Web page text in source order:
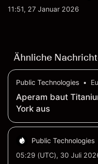
werden von
11:51, 27 Januar 2026
Ähnliche
Public Technologies •
Aperam baut
York aus
Public Technologies
05:29 (UTC), 30 Juli